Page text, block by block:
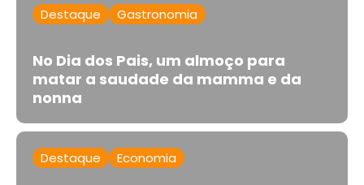
Destaque Gastronomia
No Dia dos Pais, um almoço para
matar a saudade da mamma e da
nonna
Destaque Economia